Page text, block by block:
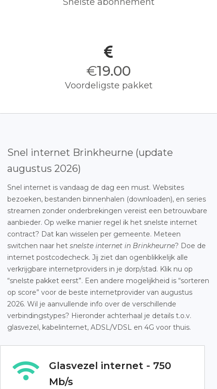
€19.00
Voordeligste pakket
Snel internet Brinkheurne (update
augustus 2026)
Snel internet is vandaag de dag een must. Websites
bezoeken, bestanden binnenhalen (downloaden), en series
streamen zonder onderbrekingen vereist een betrouwbare
aanbieder. Op welke manier regel ik het snelste internet
contract? Dat kan wisselen per gemeente. Meteen
switchen naar het snelste internet in Brinkheurne? Doe de
internet postcodecheck. Jij ziet dan ogenblikkelijk alle
verkrijgbare internetproviders in je dorp/stad. Klik nu op
“snelste pakket eerst”. Een andere mogelijkheid is “sorteren
op score” voor de beste internetprovider van augustus
2026. Wil je aanvullende info over de verschillende
verbindingstypes? Hieronder achterhaal je details t.o.v.
glasvezel, kabelinternet, ADSL/VDSL en 4G voor thuis.
Glasvezel internet - 750
Mb/s